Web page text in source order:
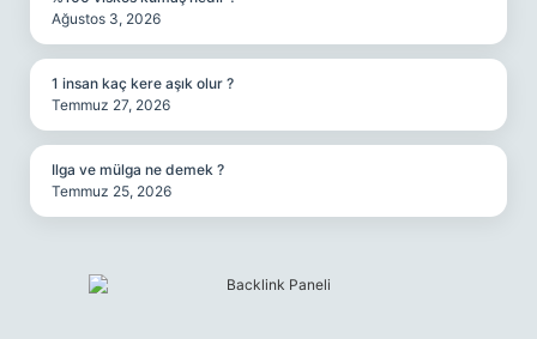
Ağustos 3, 2026
1 insan kaç kere aşık olur ?
Temmuz 27, 2026
Ilga ve mülga ne demek ?
Temmuz 25, 2026